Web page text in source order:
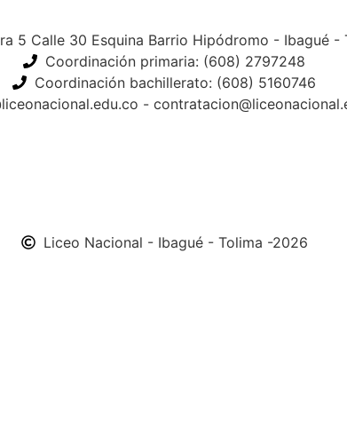
5 Calle 30 Esquina Barrio Hipódromo - Ibagué -
Coordinación primaria: (608) 2797248
Coordinación bachillerato: (608) 5160746
-
Liceo Nacional - Ibagué - Tolima -2026